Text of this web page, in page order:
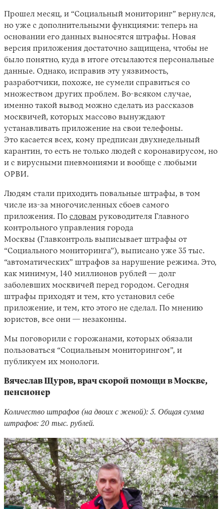
Прошел месяц, и “Социальный мониторинг” вернулся,
но уже с дополнительными функциями: теперь на
основании его данных выносятся штрафы. Новая
версия приложения достаточно защищена, чтобы не
было понятно, куда в итоге отсылаются персональные
данные. Однако, исправив эту уязвимость,
разработчики, похоже, не сумели справиться со
множеством других проблем. Во-всяком случае,
именно такой вывод можно сделать из рассказов
москвичей, которых массово вынуждают
устанавливать приложение на свои телефоны.
Это касается всех, кому предписан двухнедельный
карантин, то есть не только людей с коронавирусом, но
и с вирусными пневмониями и вообще с любыми
ОРВИ.
Людям стали приходить повальные штрафы, в том
числе из-за многочисленных сбоев самого
приложения. По словам руководителя Главного
контрольного управления города
Москвы (Главконтроль выписывает штрафы от
“Социального мониторинга”), выписано уже 35 тыс.
“автоматических” штрафов за нарушение режима. Это,
как минимум, 140 миллионов рублей — долг
заболевших москвичей перед городом. Сегодня
штрафы приходят и тем, кто установил себе
приложение, и тем, кто этого не сделал. По мнению
юристов, все они — незаконны.
Мы поговорили с горожанами, которых обязали
пользоваться “Социальным мониторингом”, и
публикуем их монологи.
Вячеслав Щуров, врач скорой помощи в Москве,
пенсионер
Количество штрафов (на двоих с женой): 5. Общая сумма
штрафов: 20 тыс. рублей.